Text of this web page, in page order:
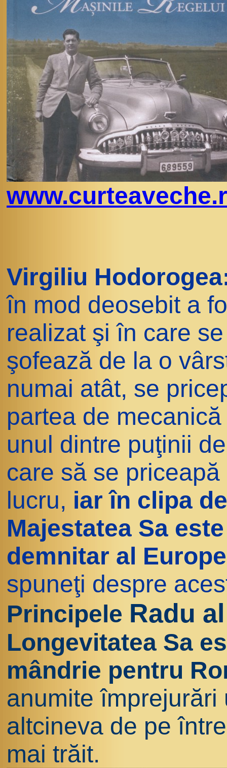
Virgiliu
în mod deosebit a
realizat şi în care
şofează de la o
numai atât, se
partea de
unul dintre puţinii
care să se
lucru, iar în clipa
Majestatea Sa
demnitar al
spuneţi despre
Principele Radu
Longevitatea Sa
mândrie pentru
anumite
altcineva de pe
mai trăit.